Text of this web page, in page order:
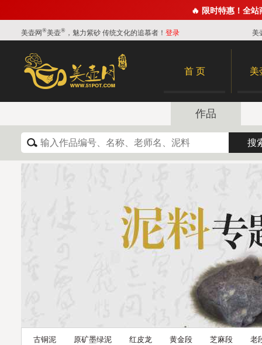
🔥 限时特惠！全
美壶网®美壶® ，魅力紫砂 传统文化的追慕者！ 登录 美
首 页 美
作品
古铜泥 原矿墨绿泥 红皮龙 黄金段 芝麻段
老